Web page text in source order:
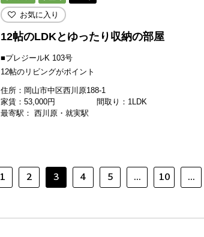
お気に入り
12帖のLDKとゆったり収納の部屋
■プレジールK 103号
12帖のリビングがポイント
住所：岡山市中区西川原188-1
家賃： 53,000円
間取り：1LDK
最寄駅： 西川原・就実駅
1 2 3 4 5 ... 10 ...